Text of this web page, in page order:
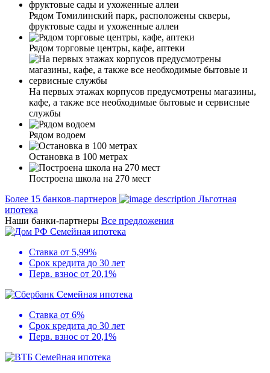
Рядом Томилинский парк, расположены скверы,
фруктовые сады и ухоженные аллеи
Рядом торговые центры, кафе, аптеки
На первых этажах корпусов предусмотрены магазины,
кафе, а также все необходимые бытовые и сервисные
службы
Рядом водоем
Остановка в 100 метрах
Построена школа на 270 мест
Более 15 банков-партнеров
Льготная
ипотека
Наши банки-партнеры Все предложения
Семейная ипотека
Ставка от 5,99%
Срок кредита до 30 лет
Перв. взнос от 20,1%
Семейная ипотека
Ставка от 6%
Срок кредита до 30 лет
Перв. взнос от 20,1%
Семейная ипотека